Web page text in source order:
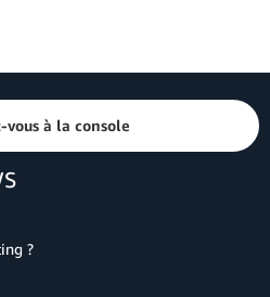
vous à la console
?